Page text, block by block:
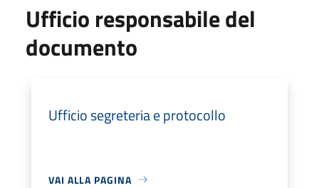
Ufficio responsabile del
documento
Ufficio segreteria e protocollo
VAI ALLA PAGINA